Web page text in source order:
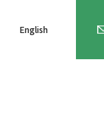
English